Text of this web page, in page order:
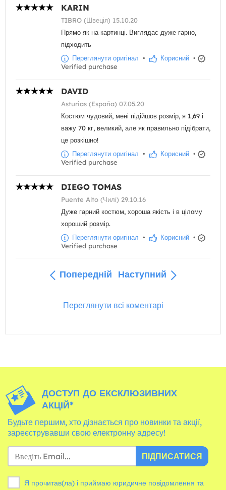
KARIN
TIBRO (Швеція) 15.10.20
Прямо як на картинці. Виглядає дуже гарно,
підходить
Переглянути оригінал • Корисний •
Verified purchase
DAVID
Asturias (España) 07.05.20
Костюм чудовий, мені підійшов розмір, я 1,69 і
важу 70 кг, великий, але як правильно підібрати,
це розкішно!
Переглянути оригінал • Корисний •
Verified purchase
DIEGO TOMAS
Puente Alto (Чилі) 29.10.16
Дуже гарний костюм, хороша якість і в цілому
хороший розмір.
Переглянути оригінал • Корисний •
Verified purchase
Попередній Наступний
Переглянути всі коментарі
ДОСТУП ДО ЕКСКЛЮЗИВНИХ
АКЦІЙ*
Будьте першим, хто дізнається про новинки та акції,
зареєструвавши свою електронну адресу!
ПІДПИСАТИСЯ
Я прочитав(ла) і приймаю юридичне повідомлення та